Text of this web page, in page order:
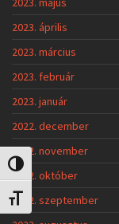
Nagy kontraszt váltása
Betűméret váltása
2023. április
2023. március
2023. február
2023. január
2022. december
2022. november
2022. október
2022. szeptember